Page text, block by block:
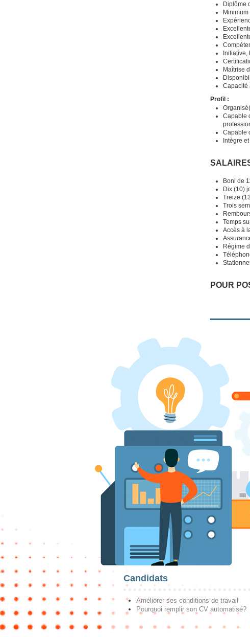
Diplôme
Maîtrise
Capacité
Profil :
Capable
Capable
Intègre
Boni de
Dix (10)
Treize
Trois
Temps
Accès à
Régime
POUR
Candidats
Améliorer ses conditions de travail
Pourquoi remplir son CV automatisé?